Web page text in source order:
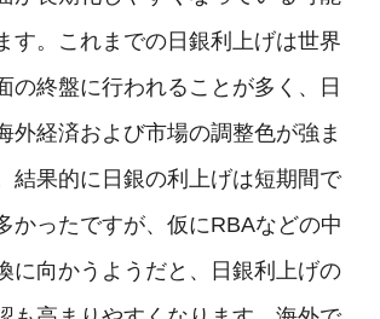
す。これまでの日銀利上げは世界
の終盤に行われることが多く、日
外経済および市場の調整色が強ま
結果的に日銀の利上げは短期間で
かったですが、仮にRBAなどの中
に向かうようだと、日銀利上げの